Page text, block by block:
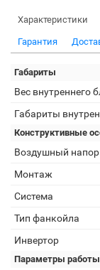
Характеристики
Гарантия
Габариты
Вес внутреннего
Габариты
Конструктивные
Воздушный напор
Монтаж
Система
Тип фанкойла
Инвертор
Параметры работы